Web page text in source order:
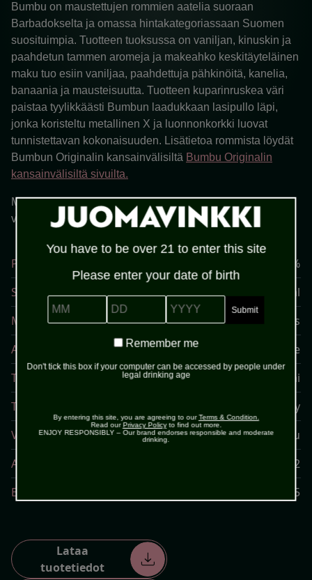
Bumbu on maustettujen rommien aatelia suoraan
Barbadokselta ja omassa hintakategoriassaan Suomen
suosituimpia. Tuotteen tuoksussa on vaniljan, kinuskin ja
paahdetun tammen aromeja ja makeahko keskitäyteläinen
maku tuo esiin vaniljaa, paahdettuja pähkinöitä, kanelia,
banaania ja mausteisuutta. Tuotteen kuparinruskea väri
paistaa tyylikkäästi Bumbun laadukkaan lasipullo läpi,
jonka koristeltu metallinen X ja luonnonkorkki luovat
tunnistettavan kokonaisuuden. Lisätietoa rommista löydät
Bumbun Originalin kansainvälisiltä Bumbu Originalin
kansainvälisiltä sivuilta.
Maustettu rommi tarjoillaan useimmiten jäiden
viilentämänä drinkeissä.
Bumbu drinkkejä löydät täältä.
Prosentti
40%
Sokeri
48 g/100 ml
Maa
Barbados
Alue
Speyside
Tuote
Rommi
Tuottaja
Bumbu Rum Company
Varasto
Alko, Ravintolat, Tukku
Artikkelin numero
601032
EAN-numero
0813497006215
Lataa
tuotetiedot
download
You have to be over 21 to enter this site
Please enter your date of birth
MM DD YYYY
Remember
Remember me
Don't tick this box if your computer can be accessed by people under
legal drinking age
By entering this site, you are agreeing to ourTerms & Condition.
Read our Privacy Policyto find out more.
ENJOY RESPONSIBLY – Our brand endorses responsible and moderate
drinking.